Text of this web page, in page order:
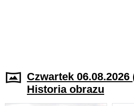
Czwartek
Historia obrazu